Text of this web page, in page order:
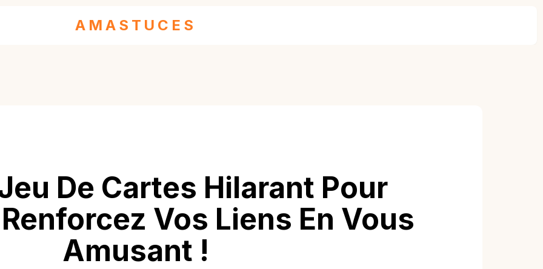
AMASTUCES
De Cartes Hilarant Pour
Vos Liens En Vous
Amusant !